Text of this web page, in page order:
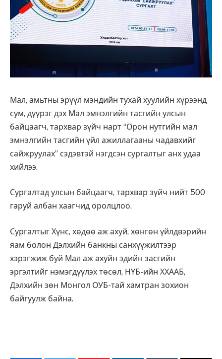
Мал, амьтны эрүүл мэндийн тухай хуулийн хүрээнд
сум, дүүрэг дэх Мал эмнэлгийн тасгийн улсын
байцаагч, тархвар зүйч нарт “Орон нутгийн мал
эмнэлгийн тасгийн үйл ажиллагааны чадавхийг
сайжруулах” сэдэвтэй нэгдсэн сургалтыг анх удаа
хийлээ.
Сургалтад улсын байцаагч, тархвар зүйч нийт 500
гаруй албан хаагчид оролцлоо.
Сургалтыг Хүнс, хөдөө аж ахуй, хөнгөн үйлдвэрийн
яам болон Дэлхийн банкны санхүүжилтээр
хэрэгжиж буй Мал аж ахуйн эдийн засгийн
эргэлтийг нэмэгдүүлэх төсөл, НҮБ-ийн ХХААБ,
Дэлхийн зөн Монгол ОУБ-тай хамтран зохион
байгуулж байна.